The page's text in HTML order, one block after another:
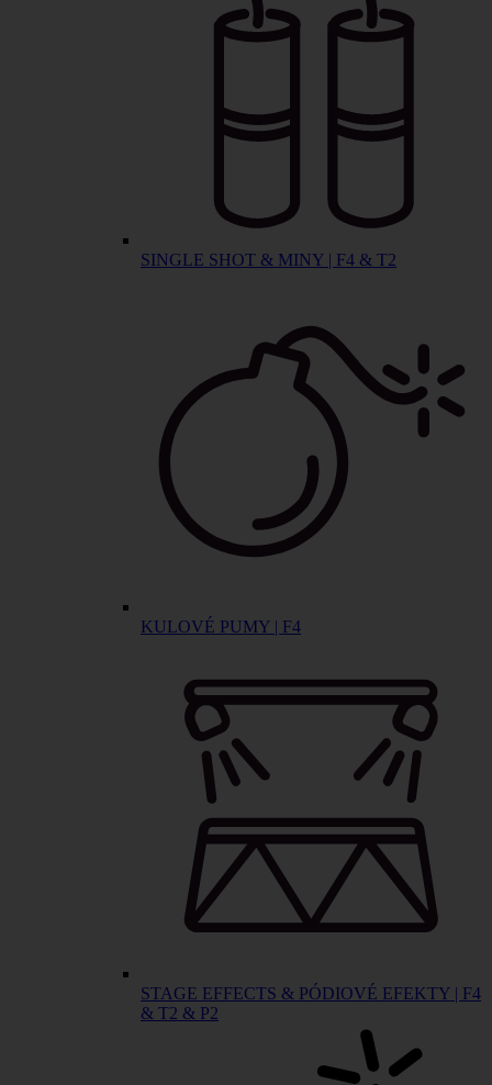
SINGLE SHOT & MINY | F4 & T2
KULOVÉ PUMY | F4
STAGE EFFECTS & PÓDIOVÉ EFEKTY | F4
& T2 & P2